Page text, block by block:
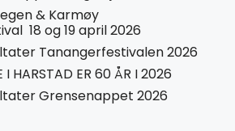
& Karmøy
18 og 19 april 2026
Tanangerfestivalen 2026
I HARSTAD ER 60 ÅR I 2026
Grensenappet 2026